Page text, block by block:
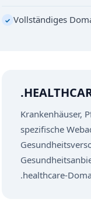
✓ Vollständiges
Krankenhäuser,
spezifische
.healthcare-